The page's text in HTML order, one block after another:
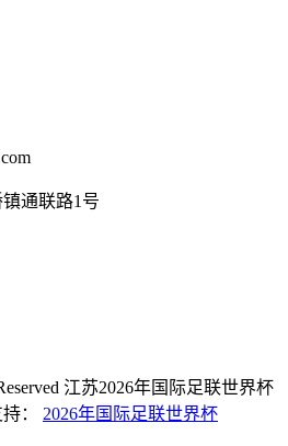
通联路1号
江苏2026年国际足联世界杯
： 2026年国际足联世界杯